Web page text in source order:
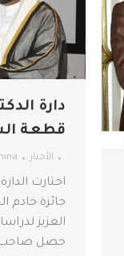
دارة
قطعة
الأخبار
اختارت
جائزة خادم
العزيز
حصل صاحب